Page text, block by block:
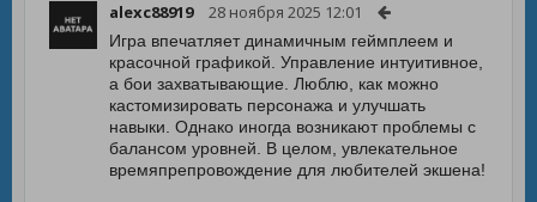
alexc88919 28 ноября 2025 12:01
Игра впечатляет динамичным геймплеем и
красочной графикой. Управление интуитивное,
а бои захватывающие. Люблю, как можно
кастомизировать персонажа и улучшать
навыки. Однако иногда возникают проблемы с
балансом уровней. В целом, увлекательное
времяпрепровождение для любителей экшена!